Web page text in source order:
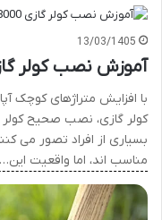
13/03/1405
آموزش نصب کولر گازی 18000 در فضای
با افزایش متراژهای کوچک
مناسب اند، اما واقعیت این…